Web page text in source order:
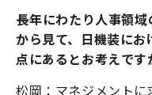
――長年にわたり人事領
から見て、日機装に
点にあるとお考えです
松岡：マネジメント